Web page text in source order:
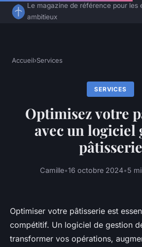
Le magazine de référence pour les
ambitieux
Accueil›Services
SERVICES
Optimisez votre
avec un logiciel
pâtisserie
Camille•16 octobre 2024•5
Optimiser votre pâtisserie est
compétitif. Un logiciel de gestion
transformer vos opérations,